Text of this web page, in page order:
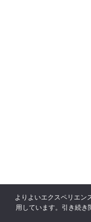
よりよいエクスペリエ
用しています。引き続